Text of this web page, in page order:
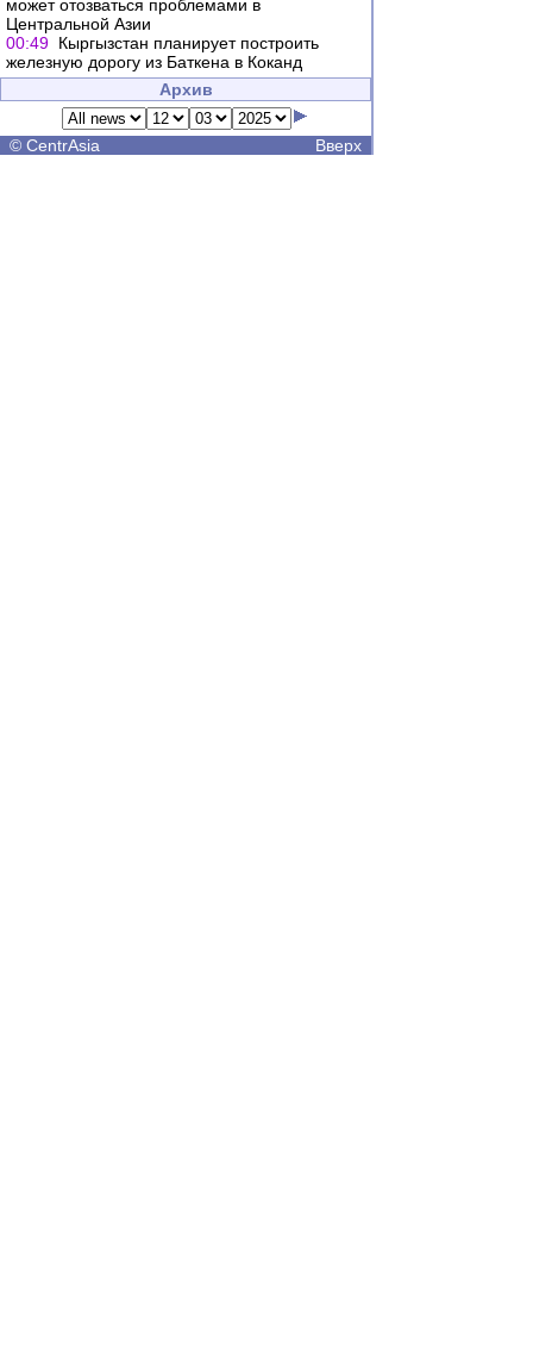
может отозваться проблемами в
Центральной Азии
00:49 Кыргызстан планирует построить
железную дорогу из Баткена в Коканд
Архив
© CentrAsia Вверх